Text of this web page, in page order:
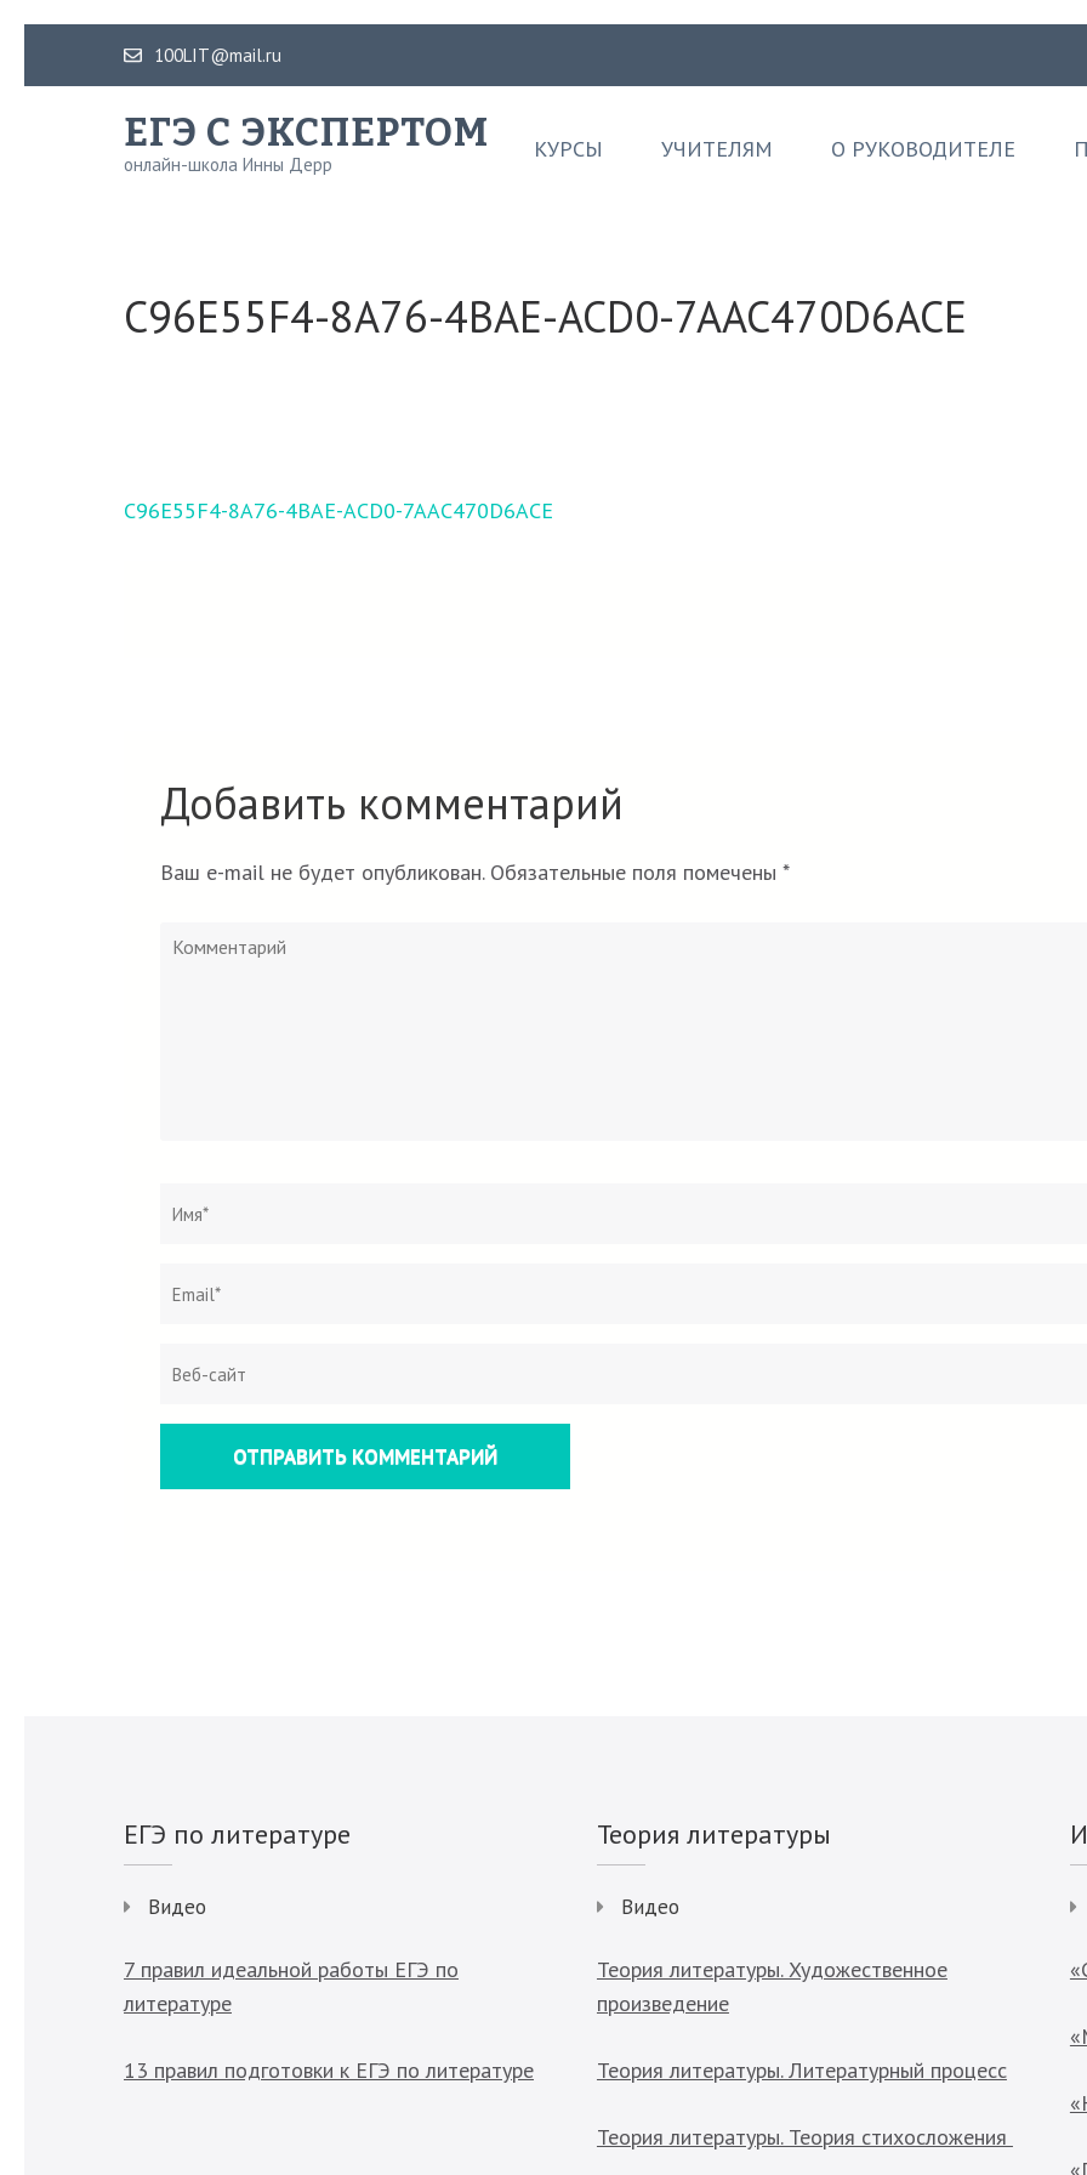
100LIT@mail.ru
ЕГЭ С ЭКСПЕРТОМ
онлайн-школа Инны Дерр
КУРСЫ УЧИТЕЛЯМ О РУКОВОДИТЕЛЕ
C96E55F4-8A76-4BAE-ACD0-7AAC470D6ACE
Навигация
C96E55F4-8A76-4BAE-ACD0-7AAC470D6ACE
Добавить комментарий
Ваш e-mail не будет опубликован.Обязательные поля помечены *
Комментарий
Название
ЕГЭ по литературе
Видео
7 правил идеальной работы ЕГЭ по
литературе
13 правил подготовки к ЕГЭ по литературе
Теория литературы
Видео
Теория литературы. Художественное
произведение
Теория литературы. Литературный процесс
Теория литературы. Теория стихосложения